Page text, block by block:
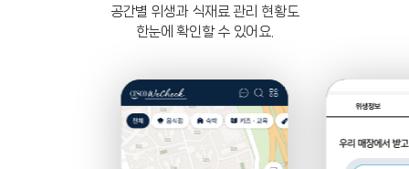
공간별 위생과 식재료 관리 현황도
한눈에 확인할 수 있어요.